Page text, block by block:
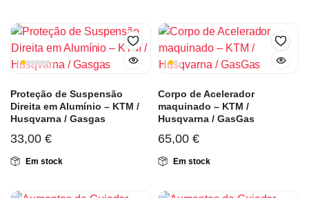
Proteção de Suspensão
Direita em Alumínio – KTM /
Husqvarna / Gasgas
33,00 €
Em stock
Corpo de Acelerador
maquinado – KTM /
Husqvarna / GasGas
65,00 €
Em stock